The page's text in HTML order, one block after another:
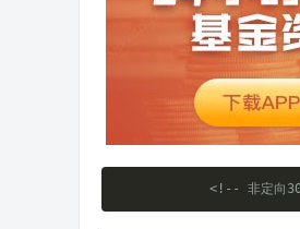
<!-- 非定向